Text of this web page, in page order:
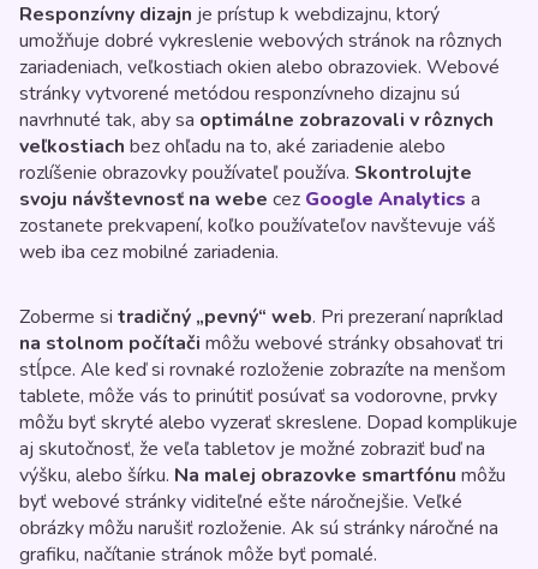
Responzívny dizajn je prístup k webdizajnu, ktorý
umožňuje dobré vykreslenie webových stránok na rôznych
zariadeniach, veľkostiach okien alebo obrazoviek. Webové
stránky vytvorené metódou responzívneho dizajnu sú
navrhnuté tak, aby sa optimálne zobrazovali v rôznych
veľkostiach bez ohľadu na to, aké zariadenie alebo
rozlíšenie obrazovky používateľ používa. Skontrolujte
svoju návštevnosť na webe cez Google Analytics a
zostanete prekvapení, koľko používateľov navštevuje váš
web iba cez mobilné zariadenia.
Zoberme si tradičný „pevný“ web. Pri prezeraní napríklad
na stolnom počítači môžu webové stránky obsahovať tri
stĺpce. Ale keď si rovnaké rozloženie zobrazíte na menšom
tablete, môže vás to prinútiť posúvať sa vodorovne, prvky
môžu byť skryté alebo vyzerať skreslene. Dopad komplikuje
aj skutočnosť, že veľa tabletov je možné zobraziť buď na
výšku, alebo šírku. Na malej obrazovke smartfónu môžu
byť webové stránky viditeľné ešte náročnejšie. Veľké
obrázky môžu narušiť rozloženie. Ak sú stránky náročné na
grafiku, načítanie stránok môže byť pomalé.